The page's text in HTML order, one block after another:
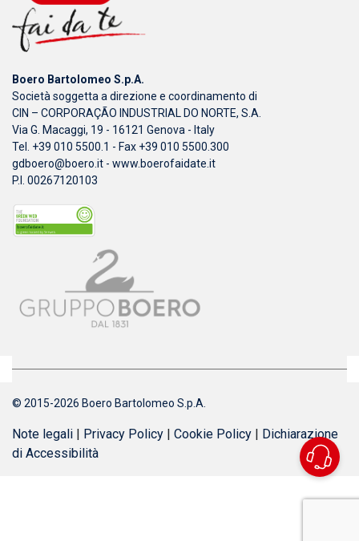
Boero Bartolomeo S.p.A.
Società soggetta a direzione e coordinamento di
CIN – CORPORAÇÃO INDUSTRIAL DO NORTE, S.A.
Via G. Macaggi, 19 - 16121 Genova - Italy
Tel. +39 010 5500.1 - Fax +39 010 5500.300
gdboero@boero.it - www.boerofaidate.it
P.I. 00267120103
© 2015-2026 Boero Bartolomeo S.p.A.
Note legali | Privacy Policy | Cookie Policy | Dichiarazione
di Accessibilità